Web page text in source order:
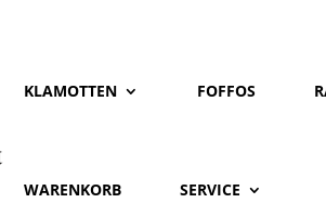
KLAMOTTEN FOFFOS
WARENKORB SERVICE